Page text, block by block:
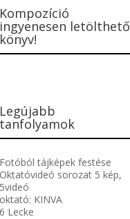
Kompozíció
ingyenesen letölthető
könyv!
Legújabb
tanfolyamok
Fotóból tájképek festése
Oktatóvideó sorozat 5 kép,
5videó
oktató: KINVA
6 Lecke